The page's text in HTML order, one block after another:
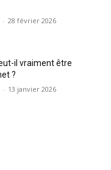
- 28 février 2026
il vraiment être
?
- 13 janvier 2026